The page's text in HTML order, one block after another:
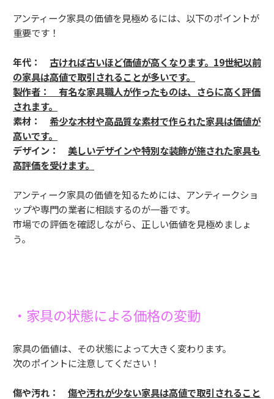
アンティーク家具の価値を見極めるには、以下のポイントが
重要です！
年代： 古ければ古いほど価値が高くなります。 19世紀以前
の家具は高値で取引されることが多いです。
製作者： 有名な家具職人が作ったものは、さらに高く評価
されます。
素材： 希少な木材や高品質な素材で作られた家具は価値が
高いです。
デザイン： 美しいデザインや特別な装飾が施された家具も
高評価を受けます。
アンティーク家具の価値を知るためには、アンティークショ
ップや専門の業者に相談するのが一番です。
市場での評価を確認しながら、正しい価値を見極めましょ
う。
・家具の状態による価格の変動
家具の価値は、その状態によって大きく変わります。
次のポイントに注意してください！
傷や汚れ： 傷や汚れが少ない家具は高値で取引されること